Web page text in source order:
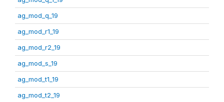
ag_mod_q_19
ag_mod_r1_19
ag_mod_r2_19
ag_mod_s_19
ag_mod_t1_19
ag_mod_t2_19